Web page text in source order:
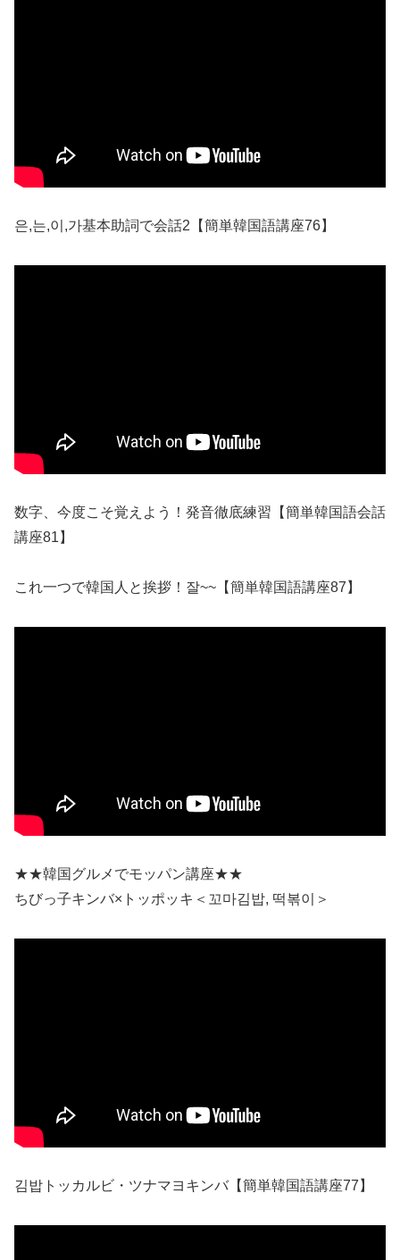
은,는,이,가基本助詞で会話2【簡単韓国語講座76】
数字、今度こそ覚えよう！発音徹底練習【簡単韓国語会話
講座81】
これ一つで韓国人と挨拶！잘~~【簡単韓国語講座87】
★★韓国グルメでモッパン講座★★
ちびっ子キンバ×トッポッキ＜꼬마김밥, 떡볶이＞
김밥トッカルビ・ツナマヨキンバ【簡単韓国語講座77】